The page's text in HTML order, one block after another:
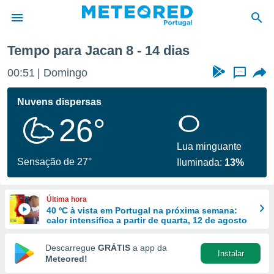
da
foi
fornecidas
a este
das
e
forma
digital
Tempo para Jacan 8 - 14 dias
00:51 Domingo ...
Nuvens dispersas
26°
Sensação de 27°
Lua minguante
Iluminada: 13%
Última hora
40 ºC à vista em Portugal na próxima semana:
calor intensifica a partir de quarta, 12 de agosto
Descarregue GRÁTIS a app da
Meteored!
Instalar